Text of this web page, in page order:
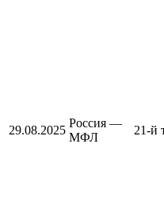
29.08.2025
Россия —
МФЛ
21-й